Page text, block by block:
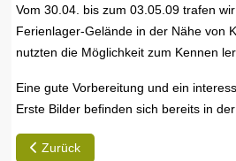
Vom 30.04. bis zum 03.05.09 trafen
Ferienlager-Gelände in der Nähe von
nutzten die Möglichkeit zum Kennen
Eine gute Vorbereitung und ein
Erste Bilder befinden sich bereits in
Vorheriger Beitrag: Unser Treffen in
Zurück